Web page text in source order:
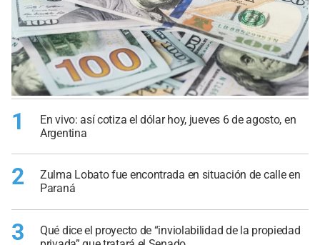
1
En vivo: así cotiza el dólar hoy, jueves 6 de agosto, en
Argentina
2
Zulma Lobato fue encontrada en situación de calle en
Paraná
3
Qué dice el proyecto de “inviolabilidad de la propiedad